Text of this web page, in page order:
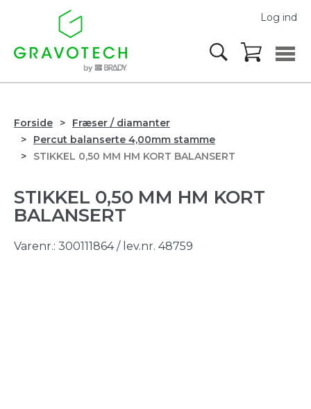
Log ind
Forside
Fræser / diamanter
Percut balanserte 4,00mm stamme
STIKKEL 0,50 MM HM KORT BALANSERT
STIKKEL 0,50 MM HM KORT
BALANSERT
Varenr.: 300111864 / lev.nr. 48759